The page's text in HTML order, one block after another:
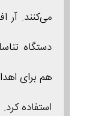
می‌کنند.
دستگاه
هم برای
استفاده کرد.